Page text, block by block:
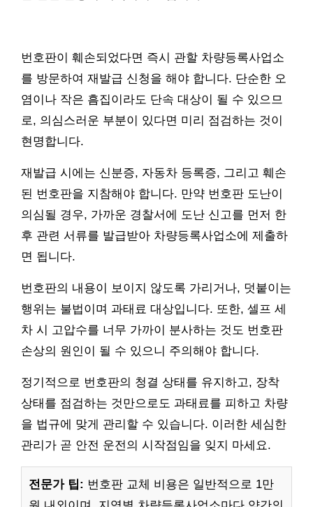
번호판이 훼손되었다면 즉시 관할 차량등록사업소
를 방문하여 재발급 신청을 해야 합니다. 단순한 오
염이나 작은 흠집이라도 단속 대상이 될 수 있으므
로, 의심스러운 부분이 있다면 미리 점검하는 것이
현명합니다.
재발급 시에는 신분증, 자동차 등록증, 그리고 훼손
된 번호판을 지참해야 합니다. 만약 번호판 도난이
의심될 경우, 가까운 경찰서에 도난 신고를 먼저 한
후 관련 서류를 발급받아 차량등록사업소에 제출하
면 됩니다.
번호판의 내용이 보이지 않도록 가리거나, 덧붙이는
행위는 불법이며 과태료 대상입니다. 또한, 셀프 세
차 시 고압수를 너무 가까이 분사하는 것도 번호판
손상의 원인이 될 수 있으니 주의해야 합니다.
정기적으로 번호판의 청결 상태를 유지하고, 장착
상태를 점검하는 것만으로도 과태료를 피하고 차량
을 법규에 맞게 관리할 수 있습니다. 이러한 세심한
관리가 곧 안전 운전의 시작점임을 잊지 마세요.
전문가 팁: 번호판 교체 비용은 일반적으로 1만